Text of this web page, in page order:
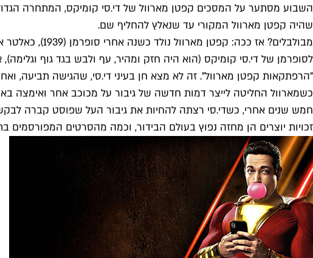
השבוע מסתער על המסכים קפטן מארוול של די.סי קומיקס, המתחרה
שהיה קפטן מארוול המקורי עד שנאלץ להחליף שם.
מבולבלים?
לסופרמן של די.סי קומיקס (הוא היה חזק ומהיר, עף ולבש בגד גוף
כשמארוול החליטה לייצר דמות חדשה של גיבור על מכוכב אחר ואימצה
זכויות יוצרים הן מחזה נפוץ בעולם הבידור, וכמה מהסרטים